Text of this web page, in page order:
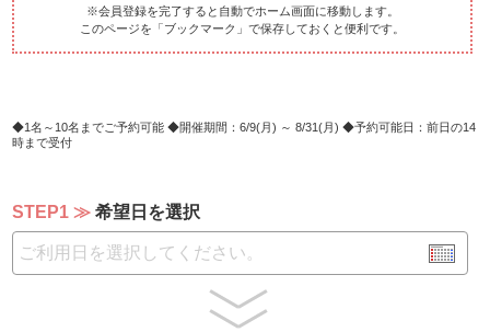
アスパラとオルッォのリゾット
バスク風ピペラーオムレツ仕立て
ほうれん草とニョッキのグラタン
サニーレタス＆グリンリーフ
サラダトッピング10種（味付き４種/素材野菜６種）
冬瓜＆ツナ/豆苗
パプリカ/オクラ
キヌア＆ミックスビーンズ/海藻
【前菜6種＆アミューズ2種】
※会員登録を完了すると自動でホーム画面に移動します。
このページを「ブックマーク」で保存しておくと便利です。
1名～10名までご予約可能 開催期間：6/9(月) ～ 8/31(月)
予約可能日：前日の14
時まで受付
STEP1 希望日を選択